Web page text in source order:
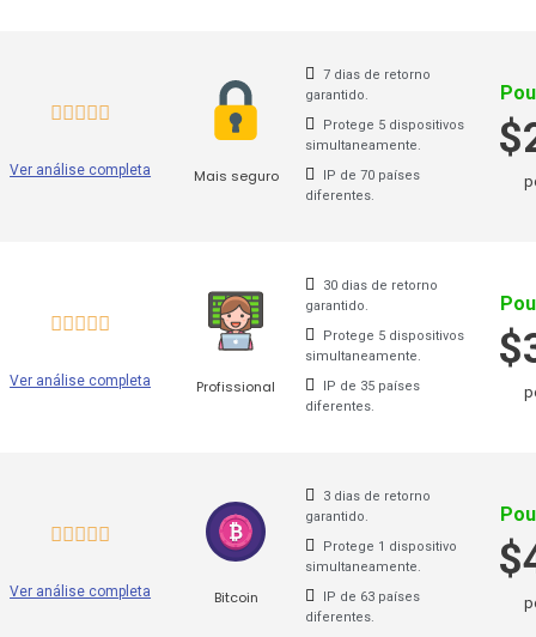
Ver análise completa Mais seguro
7 dias de retorno
garantido.
Protege 5 dispositivos
simultaneamente.
IP de 70 países
diferentes.
Ver análise completa Profissional
30 dias de retorno
garantido.
Protege 5 dispositivos
simultaneamente.
IP de 35 países
diferentes.
Ver análise completa Bitcoin
3 dias de retorno
garantido.
Protege 1 dispositivo
simultaneamente.
IP de 63 países
diferentes.